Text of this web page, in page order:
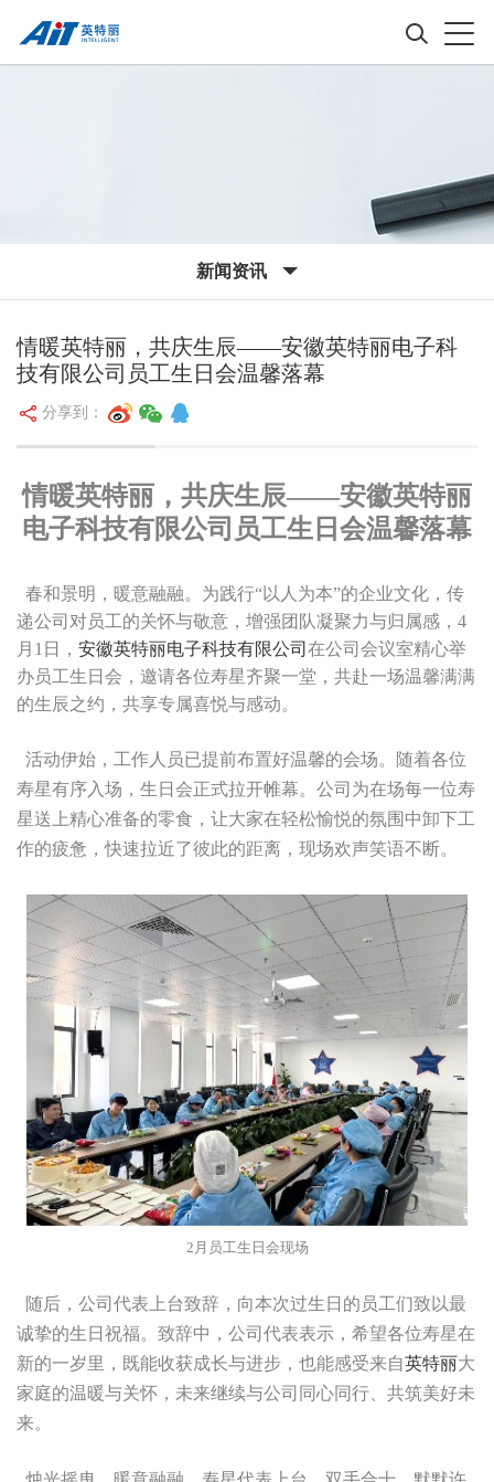
新闻资讯
情暖英特丽，共庆生辰——安徽英特丽电子科
技有限公司员工生日会温馨落幕
分享到：
情暖英特丽，共庆生辰——安徽英特丽
电子科技有限公司员工生日会温馨落幕
春和景明，暖意融融。为践行“以人为本”的企业文化，传
递公司对员工的关怀与敬意，增强团队凝聚力与归属感，4
月1日， 安徽英特丽电子科技有限公司 在公司会议室精心举
办员工生日会，邀请各位寿星齐聚一堂，共赴一场温馨满满
的生辰之约，共享专属喜悦与感动。
活动伊始，工作人员已提前布置好温馨的会场。随着各位
寿星有序入场，生日会正式拉开帷幕。公司为在场每一位寿
星送上精心准备的零食，让大家在轻松愉悦的氛围中卸下工
作的疲惫，快速拉近了彼此的距离，现场欢声笑语不断。
2月员工生日会现场
随后，公司代表上台致辞，向本次过生日的员工们致以最
诚挚的生日祝福。致辞中，公司代表表示，希望各位寿星在
新的一岁里，既能收获成长与进步，也能感受来自英特丽大
家庭的温暖与关怀，未来继续与公司同心同行、共筑美好未
来。